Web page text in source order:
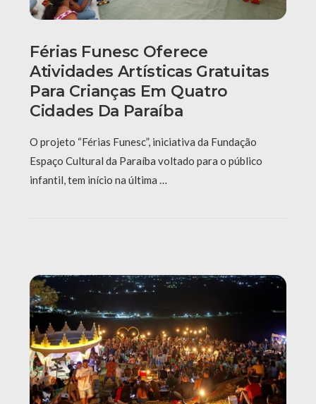
Férias Funesc Oferece
Atividades Artísticas Gratuitas
Para Crianças Em Quatro
Cidades Da Paraíba
O projeto “Férias Funesc”, iniciativa da Fundação
Espaço Cultural da Paraíba voltado para o público
infantil, tem início na última …